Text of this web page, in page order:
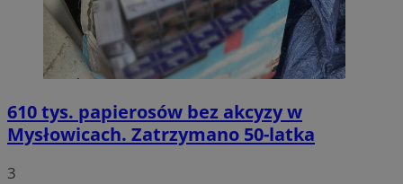
610 tys. papierosów bez akcyzy w
Mysłowicach. Zatrzymano 50-latka
3